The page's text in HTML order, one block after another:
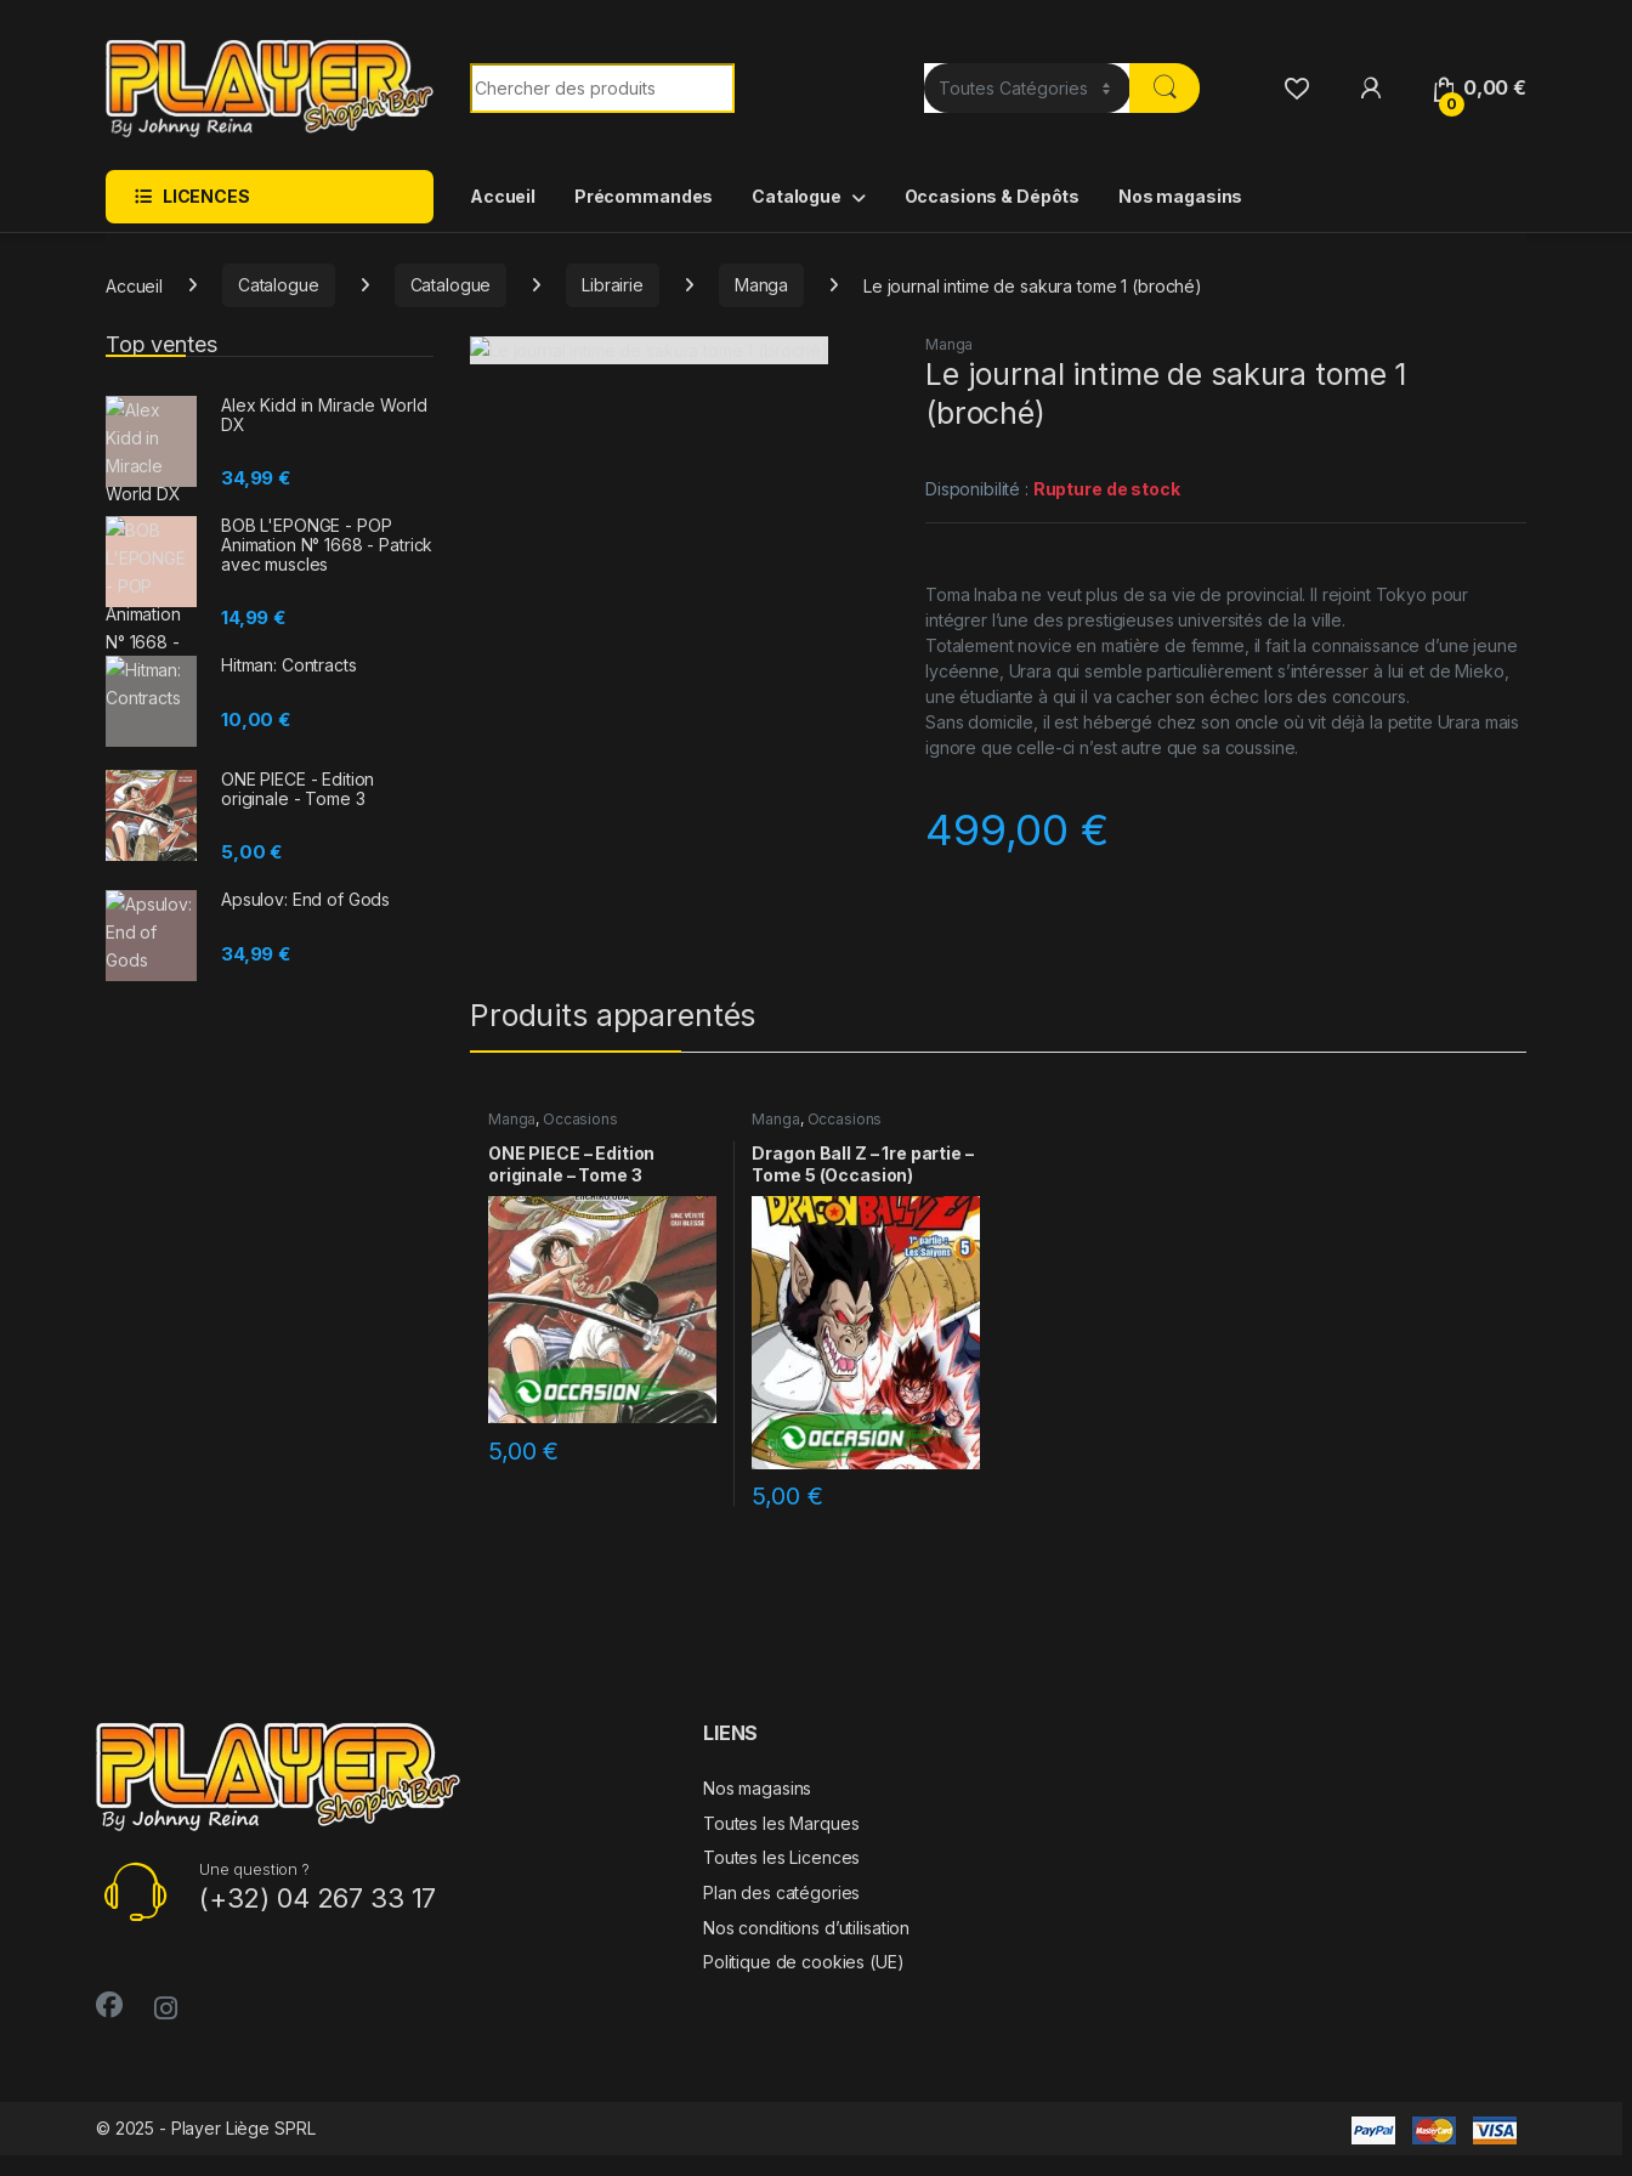
Recherche de :
0
0,00€
LICENCES Accueil Précommandes Catalogue Occasions & Dépôts Nos magasins
Accueil Catalogue Catalogue Librairie Manga Le journal intime de sakura tome 1 (broché)
Manga
Le journal intime de sakura tome 1
(broché)
Disponibilité : Rupture de stock
Toma Inaba ne veut plus de sa vie de provincial. Il rejoint Tokyo pour
intégrer l’une des prestigieuses universités de la ville.
Totalement novice en matière de femme, il fait la connaissance d’une jeune
lycéenne, Urara qui semble particulièrement s’intéresser à lui et de Mieko,
une étudiante à qui il va cacher son échec lors des concours.
Sans domicile, il est hébergé chez son oncle où vit déjà la petite Urara mais
ignore que celle-ci n’est autre que sa coussine.
499,00 €
Produits apparentés
Manga, Occasions
ONE PIECE – Edition
originale – Tome 3
5,00€
Manga, Occasions
Dragon Ball Z – 1re partie –
Tome 5 (Occasion)
5,00 €
Top ventes
Alex Kidd in Miracle World
DX
34,99€
BOB L'EPONGE - POP
Animation N° 1668 - Patrick
avec muscles
14,99€
Hitman: Contracts
10,00€
ONE PIECE - Edition
originale - Tome 3
5,00€
Apsulov: End of Gods
34,99€
Une question ?
(+32) 04 267 33 17
LIENS
Nos magasins
Toutes les Marques
Toutes les Licences
Plan des catégories
Nos conditions d’utilisation
Politique de cookies (UE)
© 2025 - Player Liège SPRL